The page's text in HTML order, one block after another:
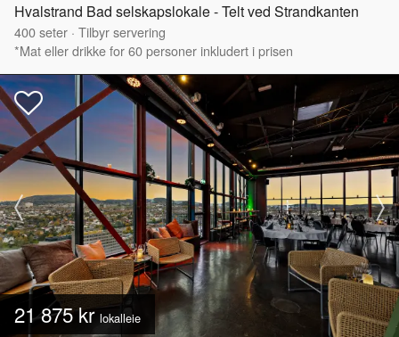
Hvalstrand Bad selskapslokale - Telt ved Strandkanten
400seter · Tilbyr servering
*Mat eller drikke for 60 personer inkludert i prisen
21 875 krlokalleie